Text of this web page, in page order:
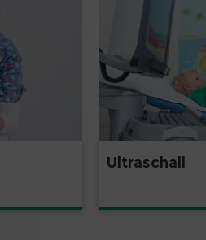
Ultraschall